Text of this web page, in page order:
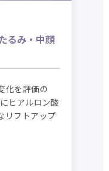
るみ・中顔
化を評価の
ヒアルロン酸
リフトアップ